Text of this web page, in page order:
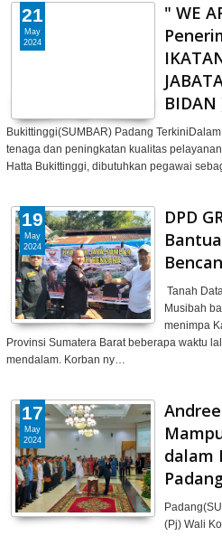
" WE
BIDAN
Bukittinggi(SUMBAR) Padang
tenaga dan peningkatan kualitas
Hatta Bukittinggi, dibutuhkan pegawai
21
May
2024
DPD
Tanah
Musibah
menimpa
Provinsi Sumatera Barat beberapa waktu
mendalam. Korban ny…
19
May
2024
dalam
(Pj) Wali
17
May
2024